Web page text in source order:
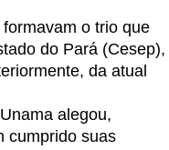
o trio que
do Pará (Cesep),
da atual
alegou,
cumprido suas